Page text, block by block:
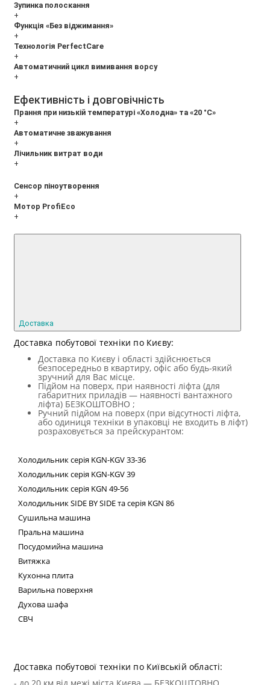
Зупинка полоскання
+
Функція «Без віджимання»
+
Технологія PerfectCare
+
Автоматичний цикл вимивання ворсу
+
Ефективність і довговічність
Прання при низькій температурі «Холодна» та «20 °C»
+
Автоматичне зважування
+
Лічильник витрат води
+
Сенсор піноутворення
+
Мотор ProfiEco
+
Доставка
Доставка побутової техніки по Києву:
Доставка по Києву і області здійснюється
безпосередньо в квартиру, офіс або будь-який
зручний для Вас місце.
Підйом на поверх, при наявності ліфта (для
габаритних приладів — наявності вантажного
ліфта) БЕЗКОШТОВНО ;
Ручний підйом на поверх (при відсутності ліфта,
або одиниця техніки в упаковці не входить в ліфт)
розраховується за прейскурантом:
Холодильниксерія KGN-KGV33-36
Холодильник серія KGN-KGV39
Холодильник серія KGN 49-56
ХолодильникSIDE BYSIDEта серія KGN 86
Сушильна машина
Пральна машина
Посудомийна машина
Витяжка
Кухонна плита
Варильна поверхня
Духова шафа
СВЧ
Доставка побутової техніки по Київській області: